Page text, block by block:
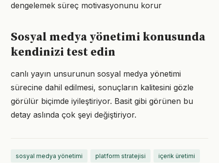
dengelemek süreç motivasyonunu korur
Sosyal medya yönetimi konusunda
kendinizi test edin
canlı yayın unsurunun sosyal medya yönetimi
sürecine dahil edilmesi, sonuçların kalitesini gözle
görülür biçimde iyileştiriyor. Basit gibi görünen bu
detay aslında çok şeyi değiştiriyor.
sosyal medya yönetimi platform stratejisi içerik üretimi